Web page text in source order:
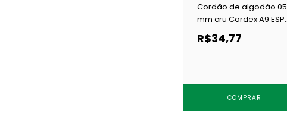
Cordão de algodão 05
mm cru Cordex A9 ESP
c/ 50 m
R$34,77
COMPRAR